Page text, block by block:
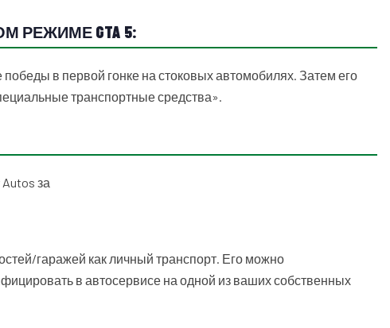
РЕЖИМЕ GTA 5:
в первой гонке на стоковых автомобилях. Затем его
транспортные средства».
Autos за
гаражей как личный транспорт. Его можно
в автосервисе на одной из ваших собственных